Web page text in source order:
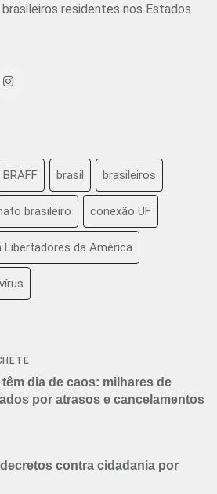
residentes nos Estados
BRAFF brasil brasileiros
brasileiro conexão UF
Libertadores da América
dia de caos: milhares de
por atrasos e cancelamentos
contra cidadania por